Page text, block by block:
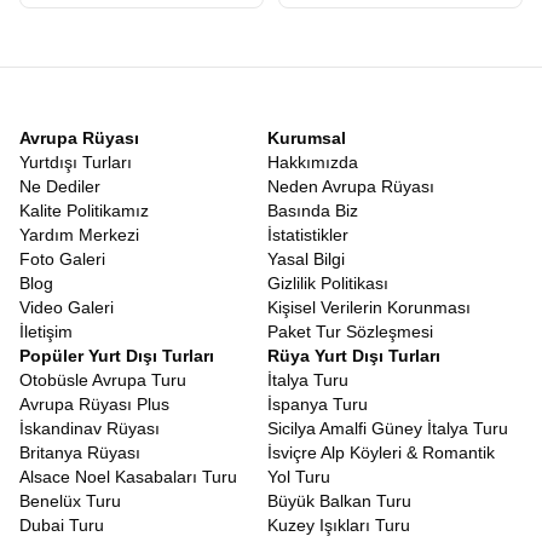
vurdurmak, farklı dilleri duymak ve çeşitliliğin tadını çıkarmak
atmosferine uzanan bu yolculuk, Avrupa’nın kültürel mozaiğini en
iyi yansıtan rotadır. Her sınır geçişinde coğrafyanın, mimarinin ve
hatta insanların yüz hatlarının nasıl değiştiğine şahitlik
edeceksiniz. Bu çeşitlilik, vizyonunuzu genişletecek ve dünyaya
bakış açınızı zenginleştirecektir.
Orta Avrupa Başkentleri Turu
Bu rota, sadece fotoğraf çekmek isteyenler için değil, ruhunu
sanat ve bilgiyle beslemek isteyenler için bir
Orta Avrupa Kültür
Gezisi
niteliğindedir. Viyana Operası’nın önünden geçerken
Mozart’ı anmak, Prag’da Kafka Müzesi’nde edebiyatın
derinliklerine inmek, Berlin Müzeler Adası’nda antik çağlara
yolculuk yapmak bu turun vazgeçilmez parçalarıdır. Sadece
görsel değil, damak tadınıza hitap eden bir kültür turudur. Viyana
şinitzeli, Budapeşte gulaşı, Prag’ın meşhur trdelnik tatlısı ve
Berlin’in currywurst’u ile gastronomik bir şölen yaşayacaksınız.
Yerel pazarlarda halka karışacak, sokak müzisyenlerinin
notalarında o şehrin ruhunu yakalayacaksınız.
Avrupa Rüyası
Yurtdışı Turları
Ne Dediler
Kalite Politikamız
Yardım Merkezi
Foto Galeri
Blog
Video Galeri
İletişim
Kurumsal
Hakkımızda
Neden Avrupa Rüyası
Basında Biz
İstatistikler
Yasal Bilgi
Gizlilik Politikası
Kişisel Verilerin Korunması
Paket Tur Sözleşmesi
Popüler Yurt Dışı Turları
Otobüsle Avrupa Turu
Avrupa Rüyası Plus
İskandinav Rüyası
Britanya Rüyası
Alsace Noel Kasabaları Turu
Benelüx Turu
Dubai Turu
Rüya Yurt Dışı Turları
İtalya Turu
İspanya Turu
Sicilya Amalfi Güney İtalya Turu
İsviçre Alp Köyleri & Romantik
Yol Turu
Büyük Balkan Turu
Kuzey Işıkları Turu